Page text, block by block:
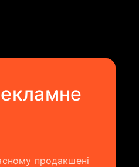
продакшені